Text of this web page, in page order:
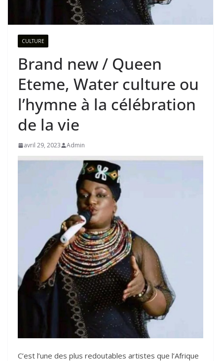
CULTURE
Brand new / Queen
Eteme, Water culture ou
l’hymne à la célébration
de la vie
avril 29, 2023 Admin
C’est l’une des plus redoutables artistes que l’Afrique